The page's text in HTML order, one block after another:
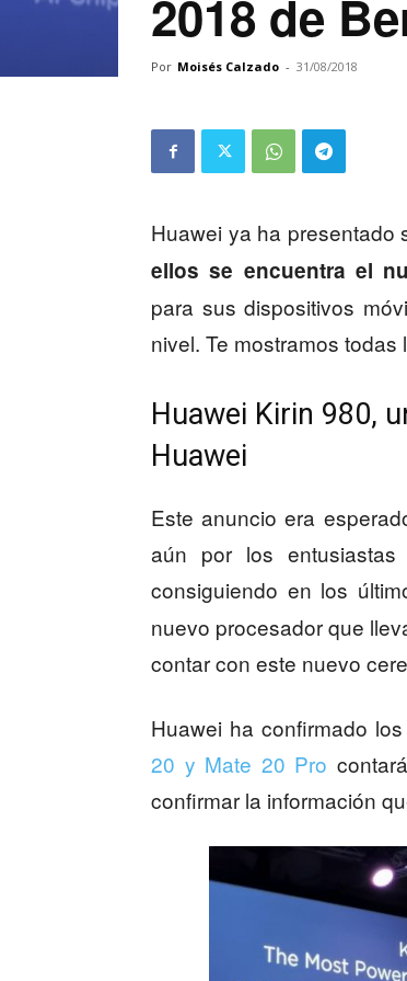
2018 de
Por Moisés Calzado - 31/08/2018
Huawei ya ha presentado
ellos se encuentra el
para sus dispositivos
nivel. Te mostramos
Huawei Kirin 980,
Huawei
Este anuncio era
aún por los
consiguiendo en los
nuevo procesador que
contar con este nuevo
Huawei ha confirmado
20 y Mate 20 Pro
confirmar la información